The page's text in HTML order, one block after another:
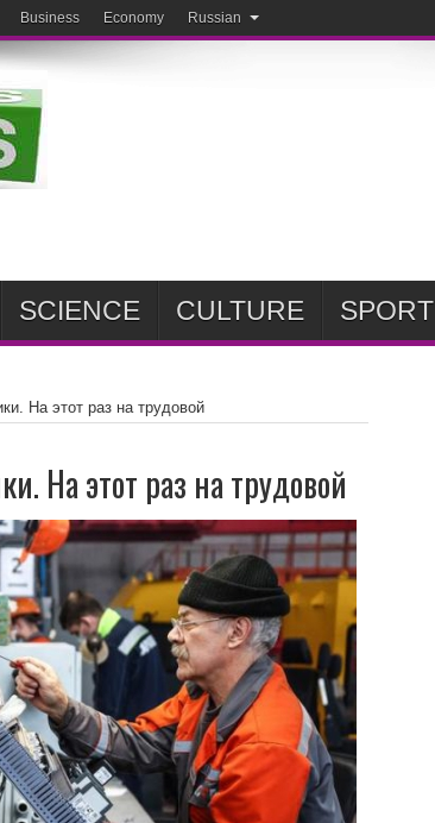
Business Economy Russian
SCIENCE CULTURE SPORT
На этот раз на трудовой
На этот раз на трудовой